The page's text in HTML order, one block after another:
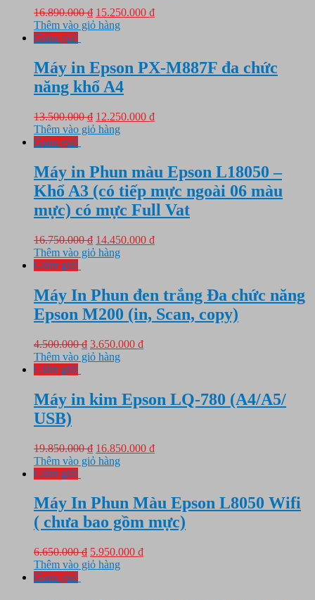
16.890.000₫ Giá
gốc
15.250.000 ₫Giá
15.250.000 ₫.
Thêm vào giỏ hàng
Giảm giá!
Máy in Epson PX-M887F đa chức
năng khổ A4
13.500.000₫ Giá
gốc
12.250.000 ₫Giá
12.250.000 ₫.
Thêm vào giỏ hàng
Giảm giá!
Máy in Phun màu Epson L18050 –
Khổ A3 (có tiếp mực ngoài 06 màu
mực) có mực Full Vat
16.750.000₫ Giá
gốc
14.450.000 ₫Giá
14.450.000 ₫.
Thêm vào giỏ hàng
Giảm giá!
Máy In Phun đen trắng Đa chức năng
Epson M200 (in, Scan, copy)
4.500.000₫ Giá
gốc
3.650.000 ₫Giá
3.650.000 ₫.
Thêm vào giỏ hàng
Giảm giá!
Máy in kim Epson LQ-780 (A4/A5/
USB)
19.850.000₫ Giá
gốc
16.850.000 ₫Giá
16.850.000 ₫.
Thêm vào giỏ hàng
Giảm giá!
Máy In Phun Màu Epson L8050 Wifi
( chưa bao gồm mực)
6.650.000₫ Giá
gốc
5.950.000 ₫Giá
Thêm vào giỏ hàng
Giảm giá!